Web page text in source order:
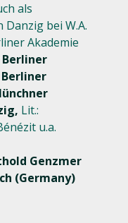
als
bei W.A.
Akademie
Lit.:
u.a.
Genzmer
(Germany)